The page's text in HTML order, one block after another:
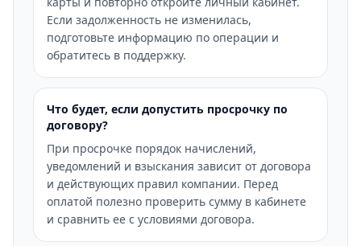
Если задолженность не изменилась,
подготовьте информацию по операции и
обратитесь в поддержку.
Что будет, если допустить просрочку по
договору?
При просрочке порядок начислений,
уведомлений и взыскания зависит от договора
и действующих правил компании. Перед
оплатой полезно проверить сумму в кабинете
и сравнить ее с условиями договора.